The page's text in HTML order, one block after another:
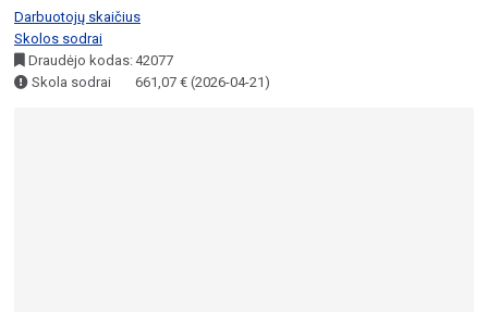
Darbuotojų skaičius
Skolos sodrai
Draudėjo kodas:42077
Skola sodrai
661,07 € (2026-04-21)